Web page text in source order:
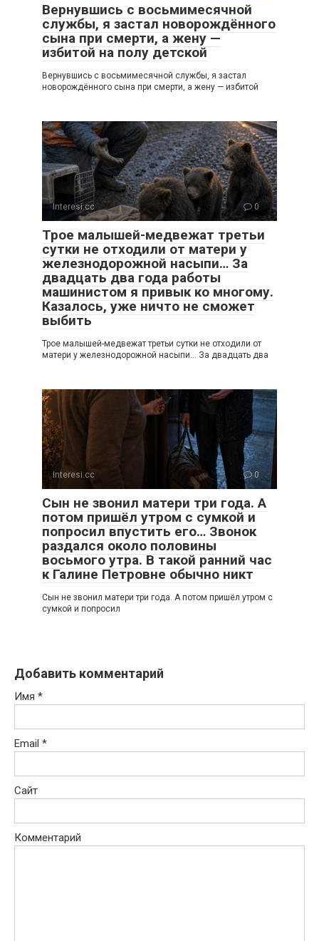
Вернувшись с восьмимесячной
службы, я застал новорождённого
сына при смерти, а жену —
избитой на полу детской
Вернувшись с восьмимесячной службы, я застал
новорождённого сына при смерти, а жену — избитой
Interesi.cc 0
Трое малышей-медвежат третьи
сутки не отходили от матери у
железнодорожной насыпи… За
двадцать два года работы
машинистом я привык ко многому.
Казалось, уже ничто не сможет
выбить
Трое малышей-медвежат третьи сутки не отходили от
матери у железнодорожной насыпи… За двадцать два
Interesi.cc 0
Сын не звонил матери три года. А
потом пришёл утром с сумкой и
попросил впустить его… Звонок
раздался около половины
восьмого утра. В такой ранний час
к Галине Петровне обычно никт
Сын не звонил матери три года. А потом пришёл утром с
сумкой и попросил
Добавить комментарий
Имя *
Email *
Сайт
Комментарий